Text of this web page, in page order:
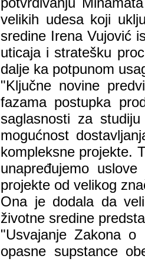
velikih udesa koji
sredine Irena Vujović
uticaja i stratešku
dalje ka potpunom
"Ključne novine
fazama postupka
saglasnosti za
mogućnost
kompleksne projekte.
unapređujemo
projekte od velikog
Ona je dodala da
životne sredine
"Usvajanje Zakona
opasne supstance